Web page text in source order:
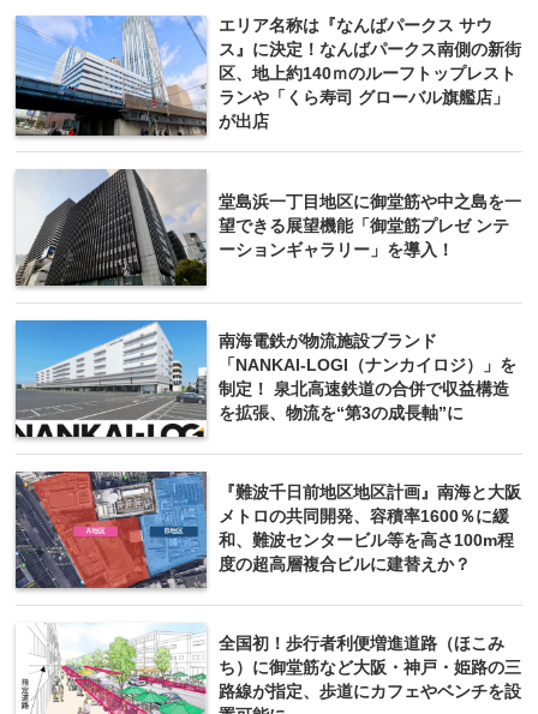
エリア名称は『なんばパークス サウ
ス』に決定！なんばパークス南側の新街
区、地上約140ｍのルーフトップレスト
ランや「くら寿司 グローバル旗艦店」
が出店
堂島浜一丁目地区に御堂筋や中之島を一
望できる展望機能「御堂筋プレゼ ンテ
ーションギャラリー」を導入！
南海電鉄が物流施設ブランド
「NANKAI-LOGI（ナンカイロジ）」を
制定！ 泉北高速鉄道の合併で収益構造
を拡張、物流を“第3の成長軸”に
『難波千日前地区地区計画』南海と大阪
メトロの共同開発、容積率1600％に緩
和、難波センタービル等を高さ100m程
度の超高層複合ビルに建替えか？
全国初！歩行者利便増進道路（ほこみ
ち）に御堂筋など大阪・神戸・姫路の三
路線が指定、歩道にカフェやベンチを設